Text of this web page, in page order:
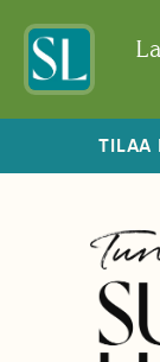
TILAA